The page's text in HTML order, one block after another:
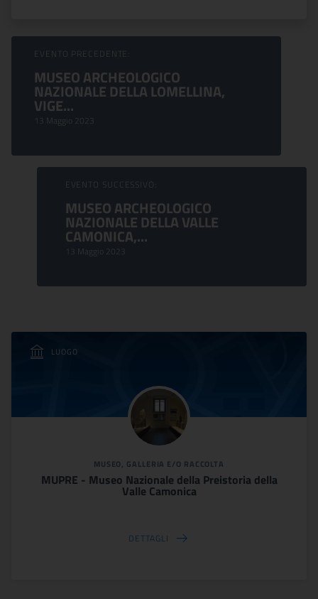
Sfoglia Eventi
EVENTO PRECEDENTE:
MUSEO ARCHEOLOGICO
NAZIONALE DELLA LOMELLINA,
VIGE...
13 Maggio 2023
EVENTO SUCCESSIVO:
MUSEO ARCHEOLOGICO
NAZIONALE DELLA VALLE
CAMONICA,...
13 Maggio 2023
LUOGO
MUSEO, GALLERIA E/O RACCOLTA
MUPRE - Museo Nazionale della Preistoria della
Valle Camonica
DETTAGLI